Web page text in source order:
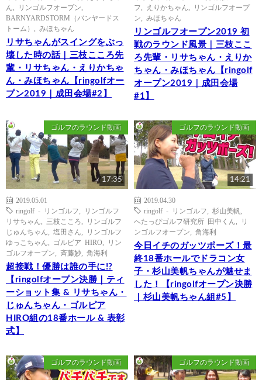
ん
リンゴルフオープン
BARNYARDSTORM（バンヤードス
トーム）
みほちゃん
リサちゃんがスイングをぶっ
壊した時の話｜三枝こころ先
輩・リサちゃん・えりかちゃ
ん・みほちゃん【ringolfオー
プン2019｜成田会場#2】
フ
えりかちゃん
リンゴルフオープ
ン
みほちゃん
リンゴルフオープン2019 初
戦のラウンド風景｜三枝ここ
ろ先輩・リサちゃん・えりか
ちゃん・みほちゃん【ringolf
オープン2019｜成田会場
#1】
ゴルフのラウンド動画
17:35
2019.05.01
ringolf - リンゴルフ
リンゴルフ
リサちゃん
三枝こころ
リンゴルフ
じゅんちゃん
塩田さん
リンゴルフ
ゆっこちゃん
ゴルピア HIRO
リン
ゴルフオープン
斉藤妙 角海利
超接戦！優勝は誰の手に!?
【ringolfオープン決勝｜ティ
ーショット集 & リサちゃん・
じゅんちゃん・ゴルピア
HIRO組の18番ホール & 表彰
式】
ゴルフのラウンド動画
14:21
2019.04.30
ringolf - リンゴルフ
杉山美帆
へたっぴゴルフ研究所 田中くん
リ
ンゴルフオープン
角海利
今日イチのガッツポーズ！最
終18番ホールでドラコン女
子・杉山美帆ちゃんが魅せま
した！【ringolfオープン決勝
｜杉山美帆ちゃん組#5】
ゴルフのラウンド動画 ゴルフのラウンド動画